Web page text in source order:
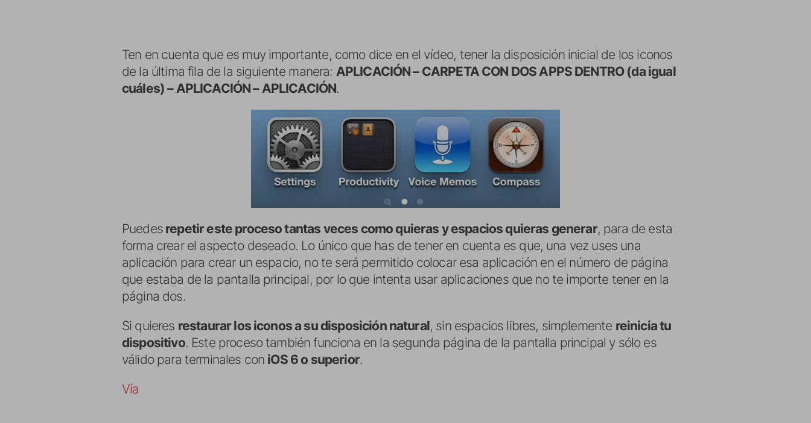
Ten en cuenta que es muy importante, como dice en el vídeo, tener la disposición inicial de los iconos
de la última fila de la siguiente manera: APLICACIÓN – CARPETA CON DOS APPS DENTRO (da igual
cuáles) – APLICACIÓN – APLICACIÓN.
Puedesrepetir este proceso tantas veces como quieras y espacios quieras generar, para de esta
forma crear el aspecto deseado. Lo único que has de tener en cuenta es que, una vez uses una
aplicación para crear un espacio, no te será permitido colocar esa aplicación en el número de página
que estaba de la pantalla principal, por lo que intenta usar aplicaciones que no te importe tener en la
página dos.
Si quieres restaurar los iconos a su disposición natural, sin espacios libres, simplemente reinicia tu
dispositivo. Este proceso también funciona en la segunda página de la pantalla principal y sólo es
válido para terminales con iOS 6 o superior.
Vía